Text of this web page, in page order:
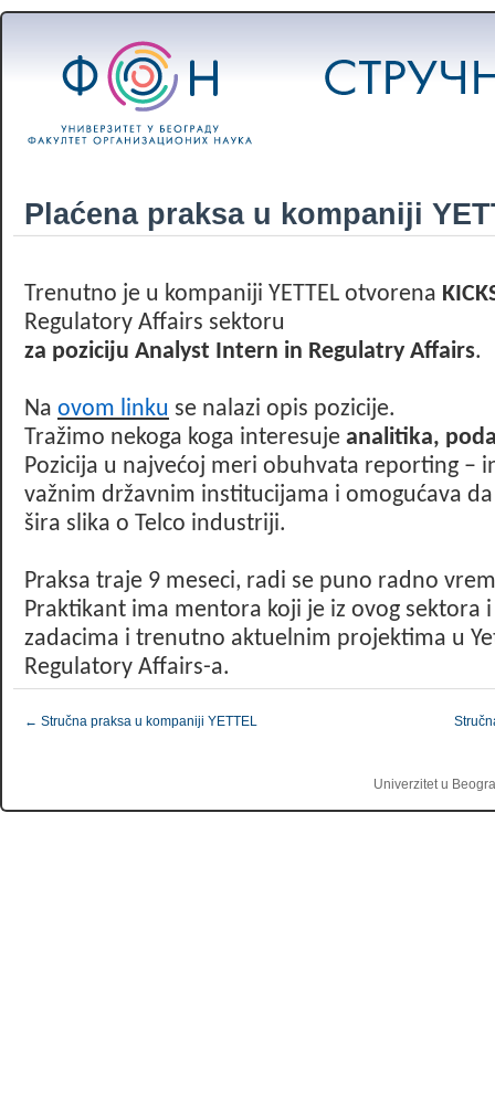
Plaćena praksa u kompaniji
Trenutno je u kompaniji YETTEL otvorena
Regulatory Affairs sektoru
za poziciju Analyst Intern in Regulatry Affairs.
Na ovom linku se nalazi opis pozicije.
Tražimo nekoga koga interesuje analitika,
Pozicija u najvećoj meri obuhvata reporting –
važnim državnim institucijama i omogućava
šira slika o Telco industriji.
Praksa traje 9 meseci, radi se puno radno
Praktikant ima mentora koji je iz ovog sektora
zadacima i trenutno aktuelnim projektima u
Regulatory Affairs-a.
← Stručna praksa u kompaniji YETTEL
Univerzitet u